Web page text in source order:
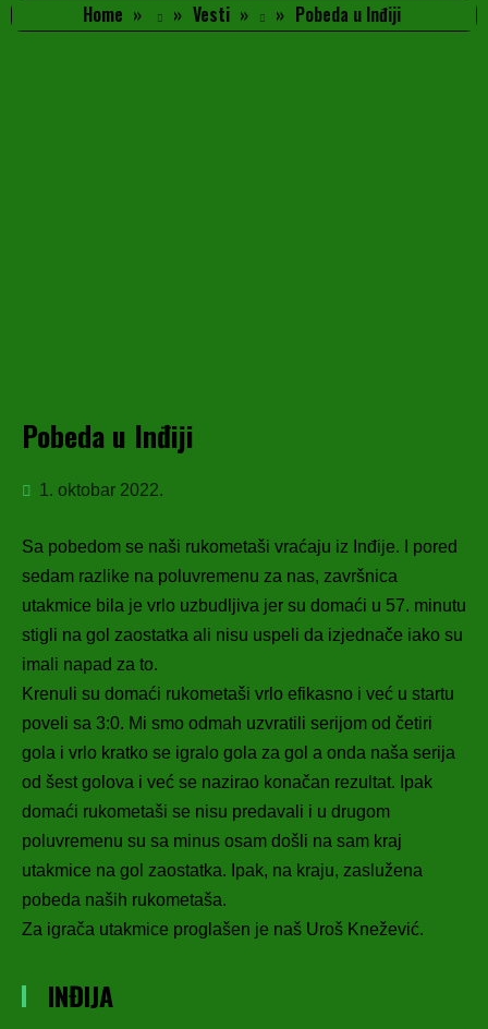
Home Vesti Pobeda u Inđiji
Pobeda u Inđiji
1. oktobar 2022.
Sa pobedom se naši rukometaši vraćaju iz Inđije. I pored
sedam razlike na poluvremenu za nas, završnica
utakmice bila je vrlo uzbudljiva jer su domaći u 57. minutu
stigli na gol zaostatka ali nisu uspeli da izjednače iako su
imali napad za to.
Krenuli su domaći rukometaši vrlo efikasno i već u startu
poveli sa 3:0. Mi smo odmah uzvratili serijom od četiri
gola i vrlo kratko se igralo gola za gol a onda naša serija
od šest golova i već se nazirao konačan rezultat. Ipak
domaći rukometaši se nisu predavali i u drugom
poluvremenu su sa minus osam došli na sam kraj
utakmice na gol zaostatka. Ipak, na kraju, zaslužena
pobeda naših rukometaša.
Za igrača utakmice proglašen je naš Uroš Knežević.
INĐIJA